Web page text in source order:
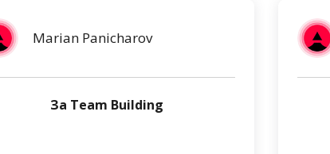
Marian Panicharov
За Team Building